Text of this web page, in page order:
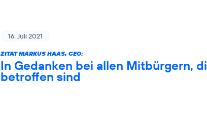
16. Juli 2021
ZITAT MARKUS HAAS, CEO:
In Gedanken bei allen Mitbürgern,
betroffen sind